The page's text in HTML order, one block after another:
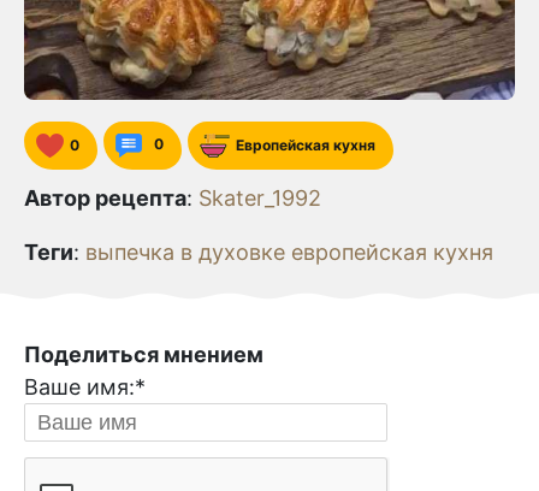
0 0 Европейская кухня
Автор рецепта: Skater_1992
Теги: выпечка в духовке европейская кухня
Поделиться мнением
Ваше имя:*